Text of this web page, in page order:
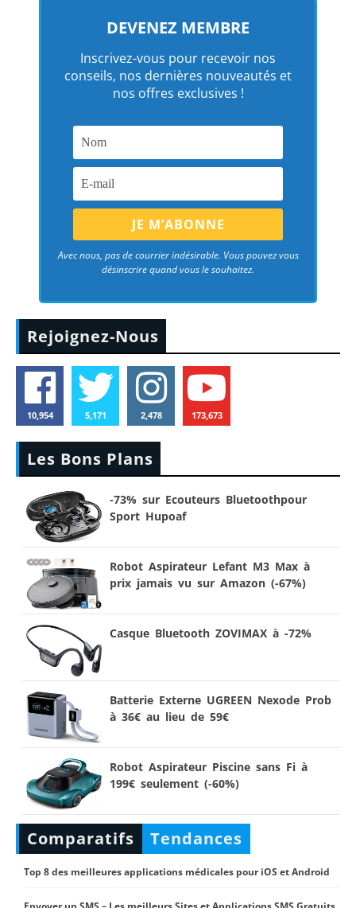
DEVENEZ MEMBRE
Inscrivez-vous pour recevoir nos
conseils, nos dernières nouveautés et
nos offres exclusives !
Avec nous, pas de courrier indésirable. Vous pouvez vous
désinscrire quand vous le souhaitez.
Rejoignez-Nous
10,954 5,171 2,478 173,673
Les Bons Plans
-73% sur Ecouteurs Bluetoothpour
Sport Hupoaf
Robot Aspirateur Lefant M3 Max à
prix jamais vu sur Amazon (-67%)
Casque Bluetooth ZOVIMAX à -72%
Batterie Externe UGREEN Nexode Prob
à 36€ au lieu de 59€
Robot Aspirateur Piscine sans Fi à
199€ seulement (-60%)
Comparatifs Tendances
Top 8 des meilleures applications médicales pour iOS et Android